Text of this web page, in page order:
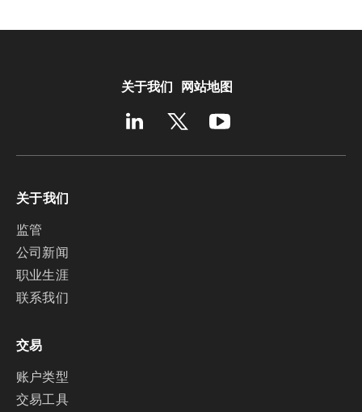
关于我们 网站地图
关于我们
监管
公司新闻
职业生涯
联系我们
交易
账户类型
交易工具